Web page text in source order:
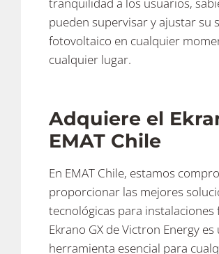
tranquilidad a los usuarios,
pueden supervisar y ajustar su
fotovoltaico en cualquier
cualquier lugar.
Adquiere el
EMAT Chile
En EMAT Chile, estamos
proporcionar las mejores
tecnológicas para instalaciones
Ekrano GX de Victron Energy es
herramienta esencial para